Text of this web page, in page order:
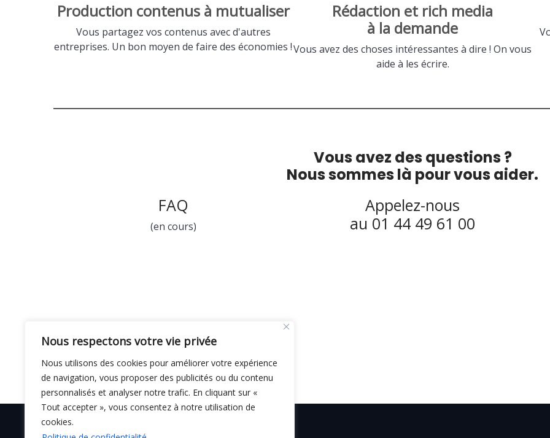
Nous respectons votre vie privée
Nous utilisons des cookies pour améliorer votre expérience
de navigation, vous proposer des publicités ou du contenu
personnalisés et analyser notre trafic. En cliquant sur «
Tout accepter », vous consentez à notre utilisation de
cookies.
Production contenus à mutualiser
Vous partagez vos contenus avec d'autres
entreprises. Un bon moyen de faire des économies !
Rédaction et rich media
à la demande
Vous avez des choses intéressantes à dire ! On vous
aide à les écrire.
Vous avez des questions ?
Nous sommes là pour vous aider.
FAQ
(en cours)
Appelez-nous
au 01 44 49 61 00